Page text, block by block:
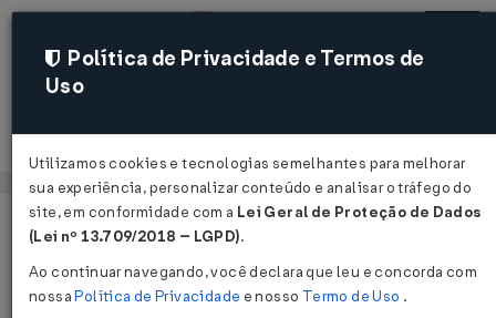
Acessar
Página Inicial
Legislações
Política de Privacidade e Termos de
Uso
Utilizamos cookies e tecnologias semelhantes para melhorar
sua experiência, personalizar conteúdo e analisar o tráfego do
site, em conformidade com a Lei Geral de Proteção de Dados
(Lei nº 13.709/2018 – LGPD).
Ao continuar navegando, você declara que leu e concorda com
nossaPolítica de Privacidade e nosso Termo de Uso .